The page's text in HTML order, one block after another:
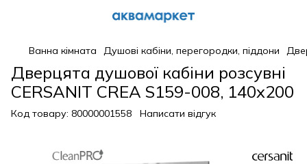
Ванна кімната Душові кабіни, перегородки, піддони
Дверцята душової кабіни розсувні
CERSANIT CREA S159-008, 140x200
Код товару: 80000001558 Написати відгук